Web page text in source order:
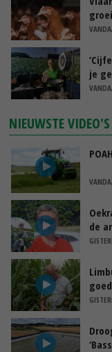
je
NIEUWSTE VIDEO'S
de
goed